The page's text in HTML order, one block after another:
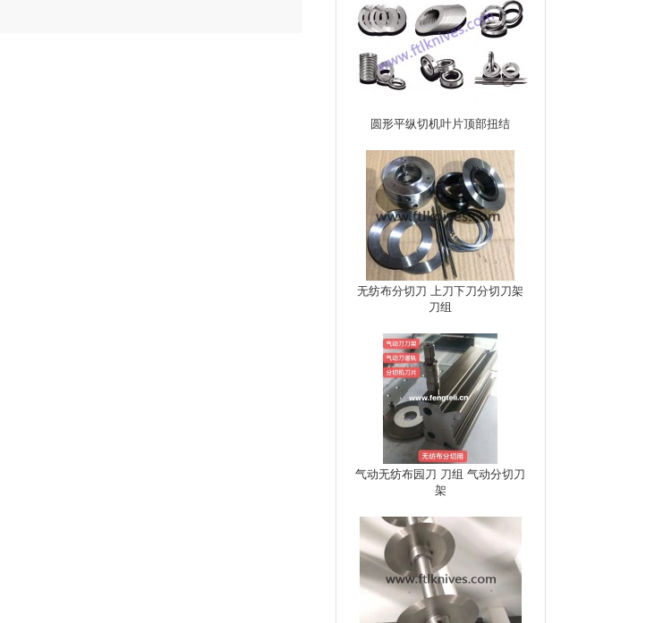
圆形平纵切机叶片顶部扭结
无纺布分切刀 上刀下刀分切刀架
刀组
气动无纺布园刀 刀组 气动分切刀
架